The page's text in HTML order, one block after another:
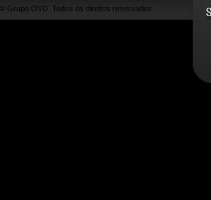
© Grupo OVD. Todos os direitos reservados.